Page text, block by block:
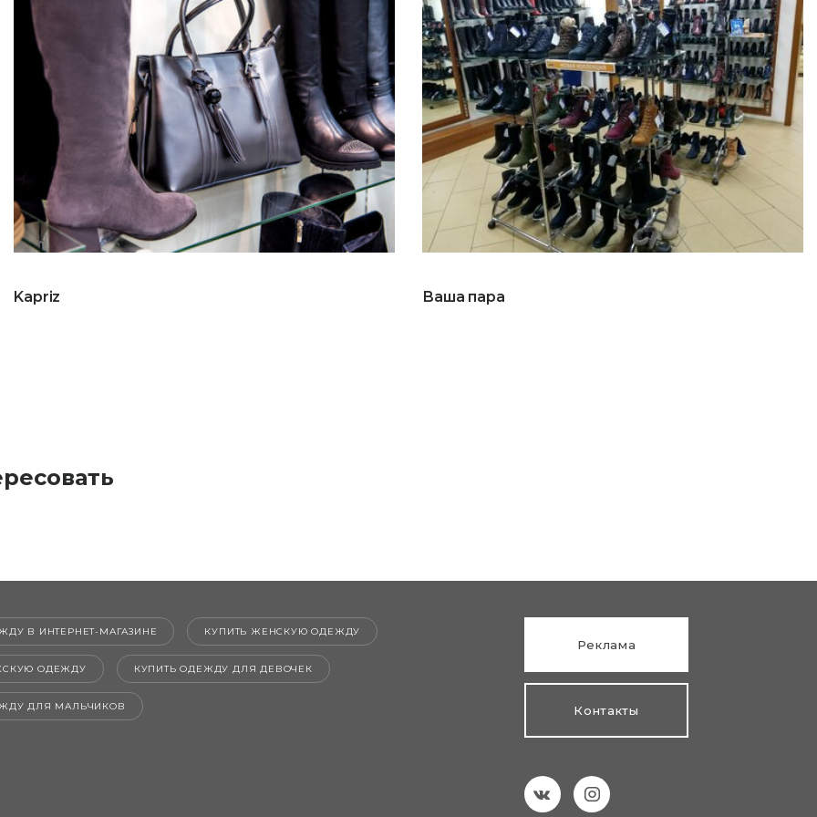
Kapriz Ваша пара
В ИНТЕРНЕТ-МАГАЗИНЕ КУПИТЬ ЖЕНСКУЮ ОДЕЖДУ
ОДЕЖДУ КУПИТЬ ОДЕЖДУ ДЛЯ ДЕВОЧЕК
ДЛЯ МАЛЬЧИКОВ
Реклама
Контакты